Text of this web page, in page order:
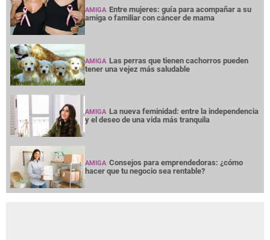
AMIGA Entre mujeres: guía para acompañar a su
amiga o familiar con cáncer de mama
AMIGA Las perras que tienen cachorros pueden
tener una vejez más saludable
AMIGA La nueva feminidad: entre la independencia
y el deseo de una vida más tranquila
AMIGA Consejos para emprendedoras: ¿cómo
hacer que tu negocio sea rentable?